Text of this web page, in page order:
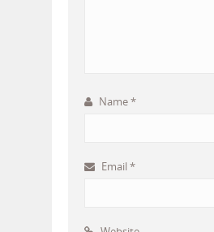
Name*
Email *